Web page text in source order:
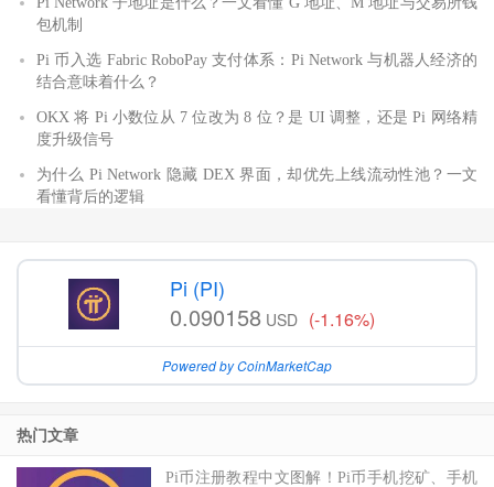
包机制
Pi 币入选 Fabric RoboPay 支付体系：Pi Network 与机器人经济的
结合意味着什么？
OKX 将 Pi 小数位从 7 位改为 8 位？是 UI 调整，还是 Pi 网络精
度升级信号
为什么 Pi Network 隐藏 DEX 界面，却优先上线流动性池？一文
看懂背后的逻辑
Pi (PI)
0.090158 USD (-1.16%)
Powered by CoinMarketCap
热门文章
Pi币注册教程中文图解！Pi币手机挖矿、手机